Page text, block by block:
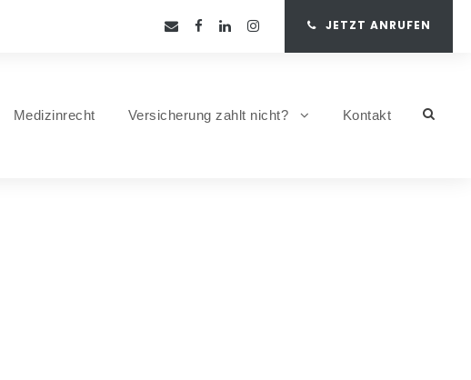
JETZT ANRUFEN
Medizinrecht Versicherung zahlt nicht? Kontakt